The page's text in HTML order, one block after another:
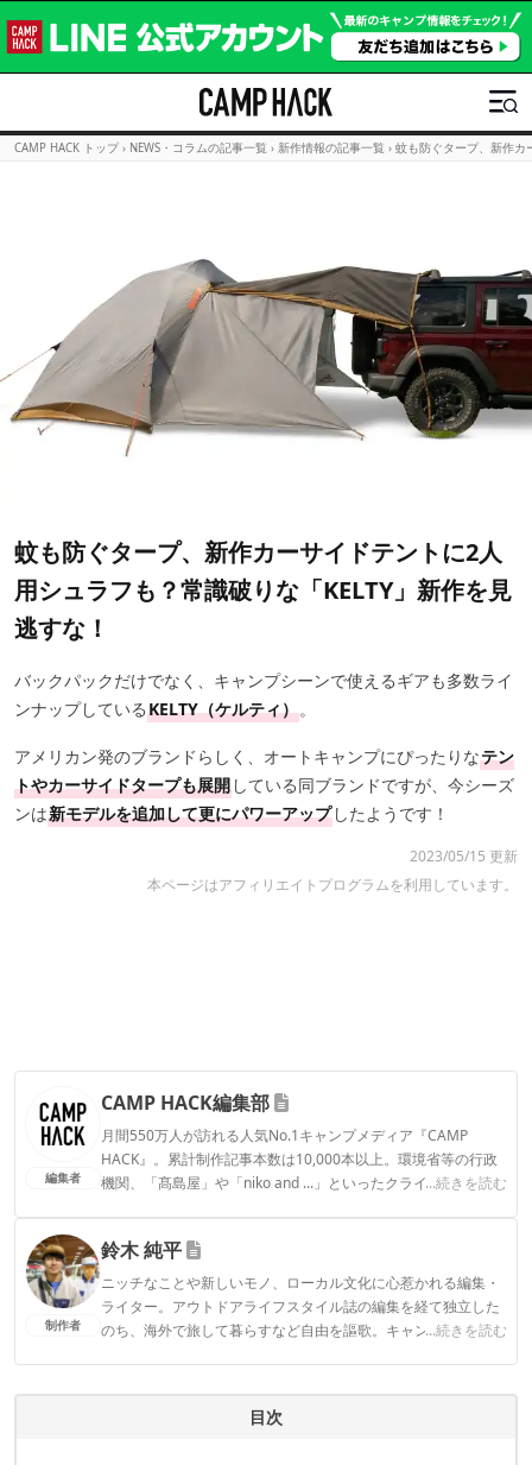
CAMP HACK トップ › NEWS・コラムの記事一覧 › 新作情報の記事一覧 › 蚊も防ぐタープ、新作カ
蚊も防ぐタープ、新作カーサイドテントに2人
用シュラフも？常識破りな「KELTY」新作を見
逃すな！
バックパックだけでなく、キャンプシーンで使えるギアも多数ライ
ンナップしているKELTY（ケルティ）。
アメリカン発のブランドらしく、オートキャンプにぴったりなテン
トやカーサイドタープも展開 している同ブランドですが、今シーズ
ンは新モデルを追加して更にパワーアップ したようです！
2023/05/15 更新
本ページはアフィリエイトプログラムを利用しています。
編集者
CAMP HACK編集部
月間550万人が訪れる人気No.1キャンプメディア『CAMP
HACK』。累計制作記事本数は10,000本以上。環境省等の行政
機関、「髙島屋」や「niko and ...」といったクライアントとの
...続きを読む
CAMP HACK編集部のプロフィール
制作者
鈴木 純平
ニッチなことや新しいモノ、ローカル文化に心惹かれる編集・
ライター。アウトドアライフスタイル誌の編集を経て独立した
のち、海外で旅して暮らすなど自由を謳歌。キャンプ、山登
...続きを読む
鈴木 純平のプロフィール
目次